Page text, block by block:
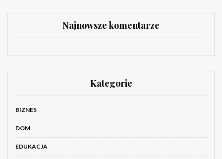
Najnowsze komentarze
Kategorie
BIZNES
DOM
EDUKACJA